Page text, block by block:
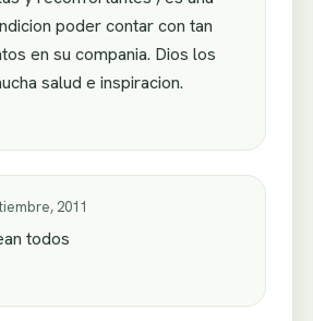
poder contar con tan
en su compania. Dios los
salud e inspiracion.
2011
todos